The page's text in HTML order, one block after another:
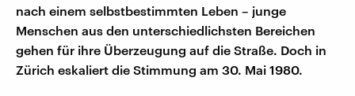
nach einem selbstbestimmten Leben – junge
Menschen aus den unterschiedlichsten Bereichen
gehen für ihre Überzeugung auf die Straße. Doch in
Zürich eskaliert die Stimmung am 30. Mai 1980.